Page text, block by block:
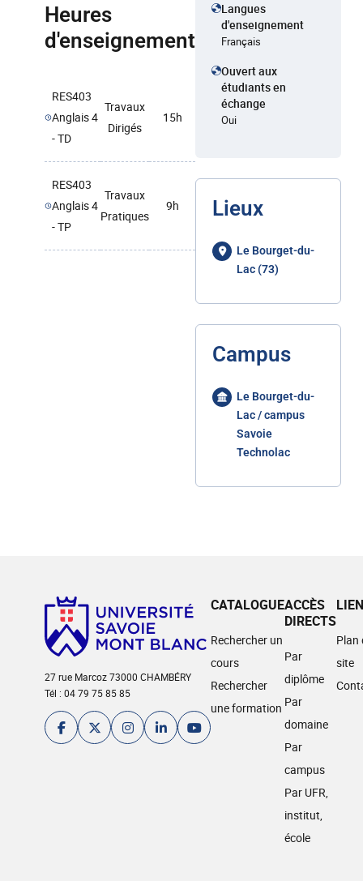
Heures
d'enseignement
RES403
Anglais 4
- TD
Travaux
Dirigés
15h
RES403
Anglais 4
- TP
Travaux
Pratiques
9h
Langues
d'enseignement
Français
Ouvert aux
étudiants en
échange
Oui
Lieux
Le Bourget-du-
Lac (73)
Campus
Le Bourget-du-
Lac / campus
Savoie
Technolac
27 rue Marcoz 73000 CHAMBÉRY
Tél : 04 79 75 85 85
CATALOGUE
Rechercher un
cours
Rechercher
une formation
ACCÈS
DIRECTS
Par
diplôme
Par
domaine
Par
campus
Par UFR,
institut,
école
Plan
site